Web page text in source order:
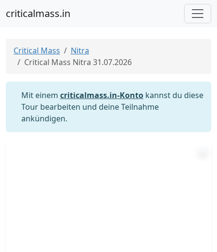
criticalmass.in
Critical Mass
Nitra
Critical Mass Nitra 31.07.2026
Mit einem criticalmass.in-Konto kannst du diese
Tour bearbeiten und deine Teilnahme
ankündigen.